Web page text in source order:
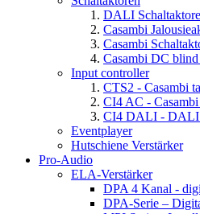
DALI
Casambi
Casambi
Casambi DC blind
Input controller
CTS2 - Casambi
CI4 AC -
CI4 DALI - DALI
Eventplayer
Hutschiene Verstärker
Pro-Audio
ELA-Verstärker
DPA 4 Kanal -
DPA-Serie –